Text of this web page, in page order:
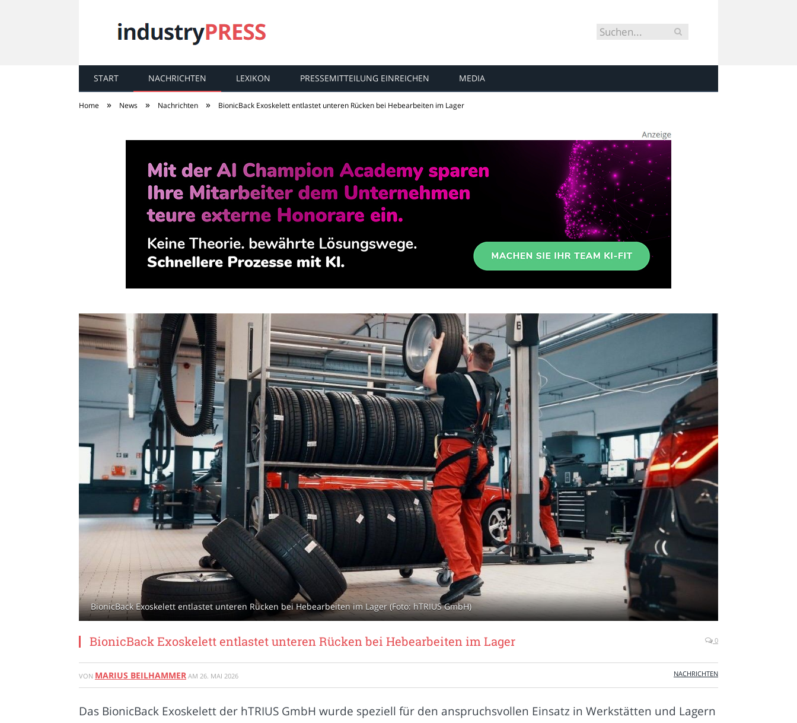
industryPRESS
START NACHRICHTEN LEXIKON PRESSEMITTEILUNG EINREICHEN MEDIA
Home » News » Nachrichten » BionicBack Exoskelett entlastet unteren Rücken bei Hebearbeiten im Lager
BionicBack Exoskelett entlastet unteren Rücken bei Hebearbeiten im Lager (Foto: hTRIUS GmbH)
BionicBack Exoskelett entlastet unteren Rücken bei Hebearbeiten im Lager 0
VON MARIUS BEILHAMMER AM 26. MAI 2026 NACHRICHTEN
Das BionicBack Exoskelett der hTRIUS GmbH wurde speziell für den anspruchsvollen Einsatz in Werkstätten und Lagern